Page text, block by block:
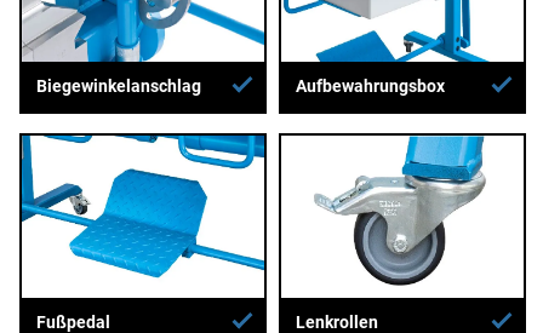
Biegewinkelanschlag Aufbewahrungsbox
Fußpedal Lenkrollen